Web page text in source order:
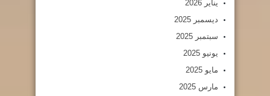
يناير 2026
ديسمبر 2025
سبتمبر 2025
يونيو 2025
مايو 2025
مارس 2025